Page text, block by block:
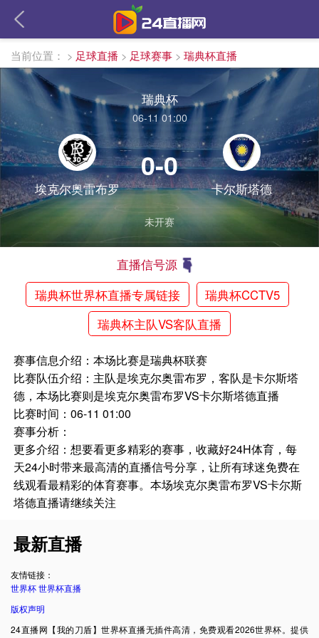
当前位置： > 足球直播 > 足球赛事 > 瑞典杯直播
瑞典杯
06-11 01:00
埃克尔奥雷布罗
0-0
卡尔斯塔德
未开赛
直播信号源
瑞典杯世界杯直播专属链接
瑞典杯CCTV5
瑞典杯主队VS客队直播
赛事信息介绍：本场比赛是瑞典杯联赛
比赛队伍介绍：主队是埃克尔奥雷布罗，客队是卡尔斯塔
德，本场比赛则是埃克尔奥雷布罗VS卡尔斯塔德直播
比赛时间：06-11 01:00
赛事分析：
更多介绍：想要看更多精彩的赛事，收藏好24H体育，每
天24小时带来最高清的直播信号分享，让所有球迷免费在
线观看最精彩的体育赛事。本场埃克尔奥雷布罗VS卡尔斯
塔德直播请继续关注
最新直播
友情链接：
世界杯世界杯直播
版权声明
24直播网【我的刀盾】世界杯直播无插件高清，免费观看2026世界杯。提供